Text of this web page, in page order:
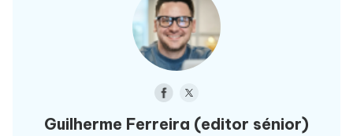
Guilherme Ferreira (editor sénior)